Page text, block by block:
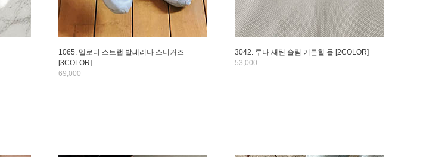
1065. 멜로디 스트랩 발레리나 스니커즈
[3COLOR]
69,000
3042. 루나 새틴 슬림 키튼힐 뮬 [2COLOR]
53,000